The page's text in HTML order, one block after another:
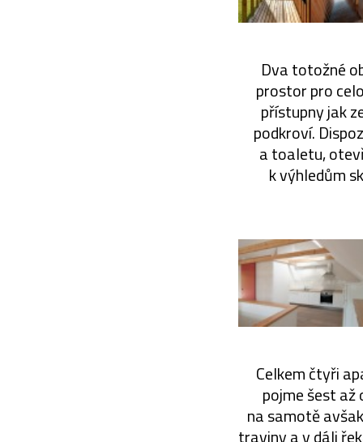
Dva totožné
prostor pro
přístupny jak
podkroví.
a toaletu,
k výhledům
Celkem čtyři
pojme šest až
na samotě
traviny a v dáli